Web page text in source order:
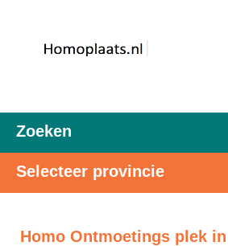
Zoeken
Selecteer provincie
Homo Ontmoetings plek